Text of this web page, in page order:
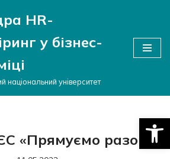
HR-
у бізнес-
національний університет
«Прямуємо разом»